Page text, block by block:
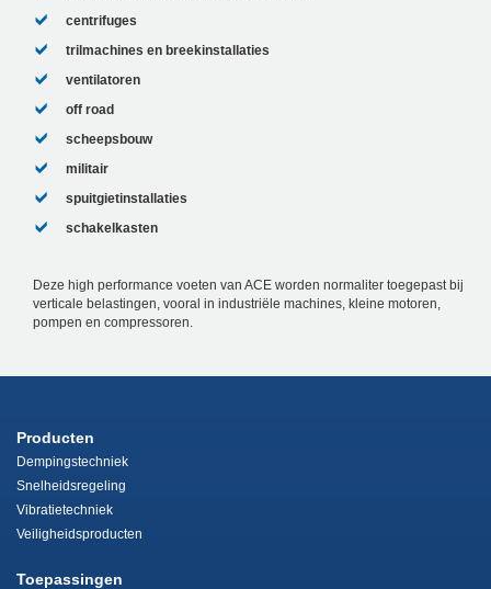
centrifuges
trilmachines en breekinstallaties
ventilatoren
off road
scheepsbouw
militair
spuitgietinstallaties
schakelkasten
Deze high performance voeten van ACE worden normaliter toegepast bij
verticale belastingen, vooral in industriële machines, kleine motoren,
pompen en compressoren.
Producten
Dempingstechniek
Snelheidsregeling
Vibratietechniek
Veiligheidsproducten
Toepassingen